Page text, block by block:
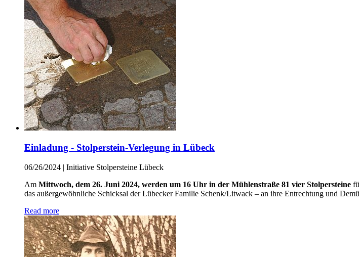
Einladung - Stolperstein-Verlegung in Lübeck
06/26/2024 | Initiative Stolpersteine Lübeck
Am Mittwoch, dem 26. Juni 2024, werden um 16 Uhr in der Mühlenstraße 81 vier Stolpersteine
das außergewöhnliche Schicksal der Lübecker Familie Schenk/Litwack – an ihre Entrechtung und
Read more